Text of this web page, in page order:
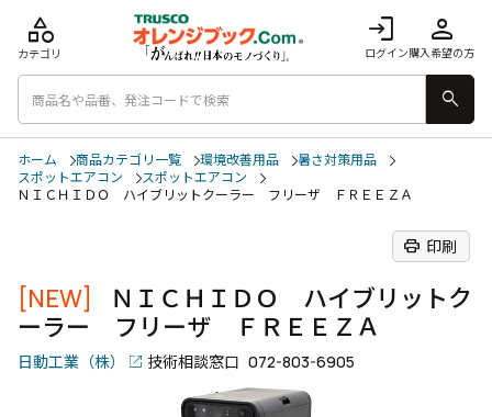
login
ログイン
person
購入希望の方
category
カテゴリ
search
ホーム 商品カテゴリ一覧 環境改善用品
暑さ対策用品
スポットエアコン
スポットエアコン
ＮＩＣＨＩＤＯ ハイブリットクーラー フリーザ ＦＲＥＥＺＡ
print 印刷
[NEW]
ＮＩＣＨＩＤＯ ハイブリットク
ーラー フリーザ ＦＲＥＥＺＡ
日動工業（株） 技術相談窓口 072-803-6905